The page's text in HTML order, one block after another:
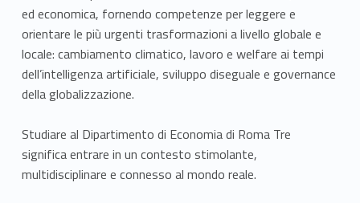
ed economica, fornendo competenze per leggere e
orientare le più urgenti trasformazioni a livello globale e
locale: cambiamento climatico, lavoro e welfare ai tempi
dell’intelligenza artificiale, sviluppo diseguale e governance
della globalizzazione.
Studiare al Dipartimento di Economia di Roma Tre
significa entrare in un contesto stimolante,
multidisciplinare e connesso al mondo reale.